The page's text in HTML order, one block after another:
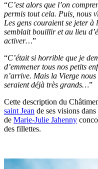
“C’est alors que l’on
permis tout cela. Puis, nous
Les gens couraient se jeter à
semblait bouillir et au lieu
activer…”
“C’était si horrible que je
d’emmener tous nos petits
n’arrive. Mais la Vierge
seraient déjà très grands…”
Cette description du
saint Jean de ses visions dans
de Marie-Julie Jahenny
des fillettes.